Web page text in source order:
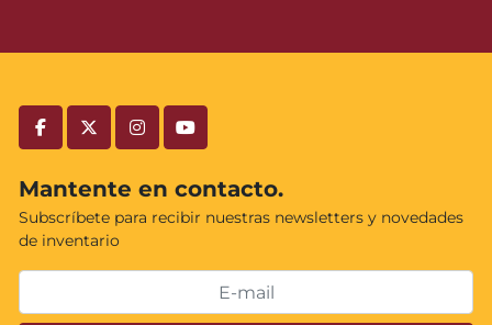
facebooktwitterinstagramyoutube
Mantente en contacto.
Subscríbete para recibir nuestras newsletters y novedades
de inventario